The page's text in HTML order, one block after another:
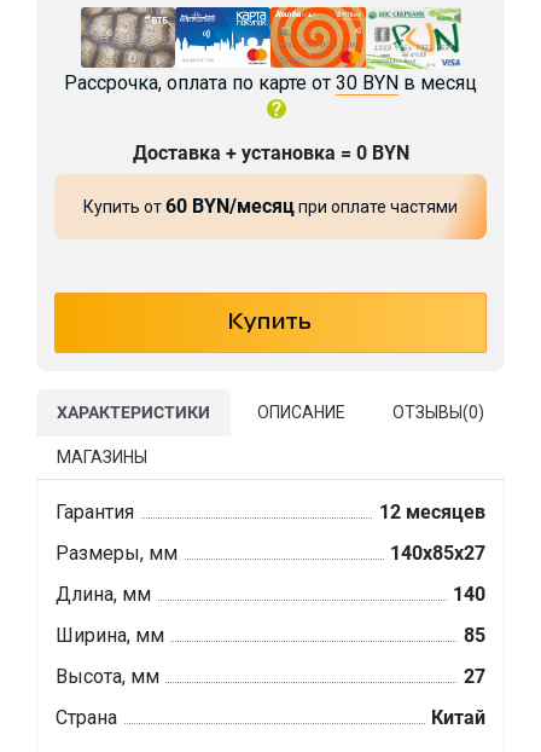
Рассрочка, оплата по карте от 30 BYN в месяц
Доставка + установка = 0 BYN
Купить от60 BYN/месяцпри оплате частями
ХАРАКТЕРИСТИКИ ОПИСАНИЕ ОТЗЫВЫ(0)
МАГАЗИНЫ
Гарантия
12 месяцев
Размеры, мм
140x85x27
Длина, мм
140
Ширина, мм
85
Высота, мм
27
Страна
Китай